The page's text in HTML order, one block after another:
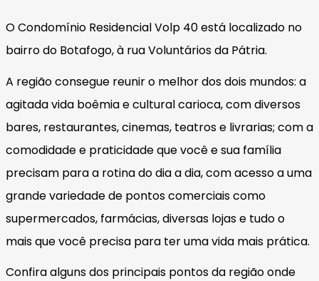
O Condomínio Residencial Volp 40 está localizado no
bairro do Botafogo, à rua Voluntários da Pátria.
A região consegue reunir o melhor dos dois mundos: a
agitada vida boêmia e cultural carioca, com diversos
bares, restaurantes, cinemas, teatros e livrarias; com a
comodidade e praticidade que você e sua família
precisam para a rotina do dia a dia, com acesso a uma
grande variedade de pontos comerciais como
supermercados, farmácias, diversas lojas e tudo o
mais que você precisa para ter uma vida mais prática.
Confira alguns dos principais pontos da região onde